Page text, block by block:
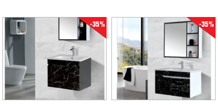
-35% -35%